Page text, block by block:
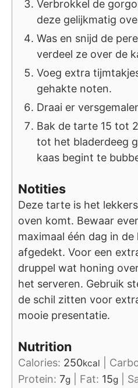
Verbrokkel de
deze gelijkmatig
Was en snijd de
verdeel ze over de
Voeg extra
gehakte noten.
Draai er
Bak de tarte 15 tot
tot het bladerdeeg
kaas begint te
Notities
Deze tarte is het
oven komt. Bewaar
maximaal één dag in
afgedekt. Voor een
druppel wat honing
het serveren. Gebruik
de schil zitten voor
mooie presentatie.
Nutrition
Calories: 250kcal
Protein: 7g Fat: 15g